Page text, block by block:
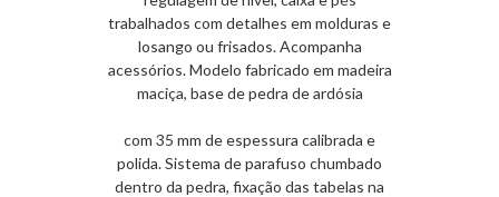
trabalhados com detalhes em molduras e
losango ou frisados. Acompanha
acessórios. Modelo fabricado em madeira
maciça, base de pedra de ardósia
com 35 mm de espessura calibrada e
polida. Sistema de parafuso chumbado
dentro da pedra, fixação das tabelas na